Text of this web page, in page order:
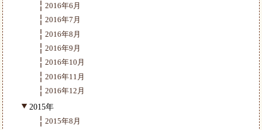
2016年6月
2016年7月
2016年8月
2016年9月
2016年10月
2016年11月
2016年12月
2015年
2015年8月